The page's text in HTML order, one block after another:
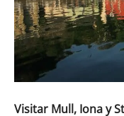
Visitar Mull, Iona y